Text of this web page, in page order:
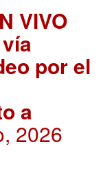
VIVO
por el
a
2026